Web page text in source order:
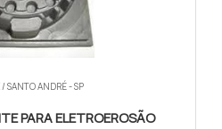
/ SANTO ANDRÉ - SP
PARA ELETROEROSÃO